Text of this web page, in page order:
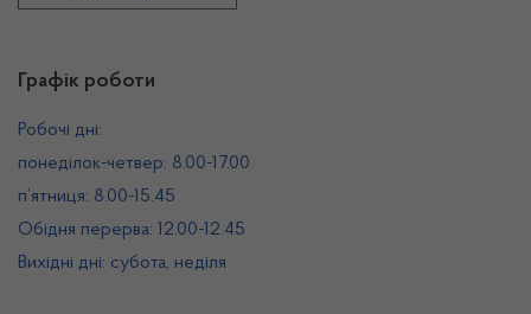
Графік роботи
Робочі дні:
понеділок-четвер: 8.00-17.00
п’ятниця: 8.00-15.45
Обідня перерва: 12.00-12.45
Вихідні дні: субота, неділя